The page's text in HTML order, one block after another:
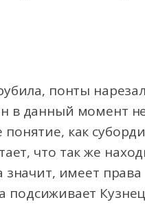
понты
в данный момент
как
что так же
значит, имеет
подсиживает